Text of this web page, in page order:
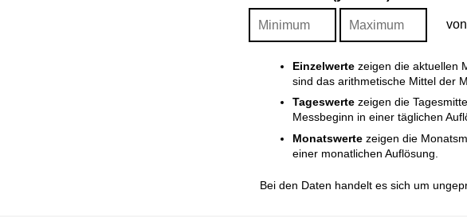
Einzelwertezeigen die aktuellen
sind das arithmetische Mittel der
Tageswertezeigen die
Messbeginn in einer täglichen
Monatswertezeigen die
einer monatlichen Auflösung.
Bei den Daten handelt es sich um